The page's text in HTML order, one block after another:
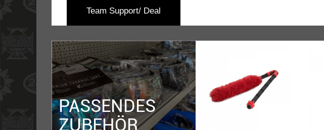
Team Support/ Deal
PASSENDES
ZUBEHÖR